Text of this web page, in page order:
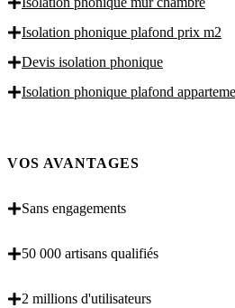
Isolation phonique plafond prix m2
Devis isolation phonique
Isolation phonique plafond
VOS AVANTAGES
Sans engagements
50 000 artisans qualifiés
2 millions d'utilisateurs